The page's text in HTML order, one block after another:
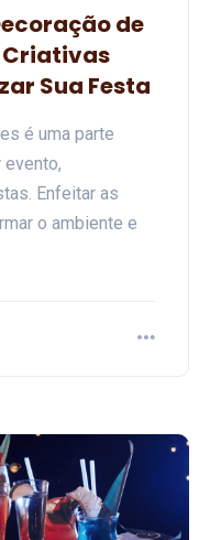
de
Criativas
Sua Festa
é uma parte
Enfeitar as
o ambiente e
para Festa do
e Animada